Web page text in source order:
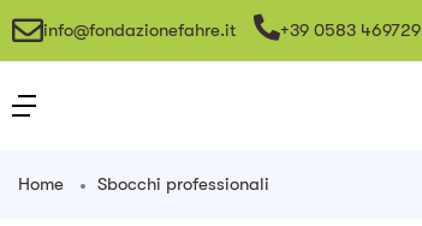
info@fondazionefahre.it +39 0583 469729
Home Sbocchi professionali